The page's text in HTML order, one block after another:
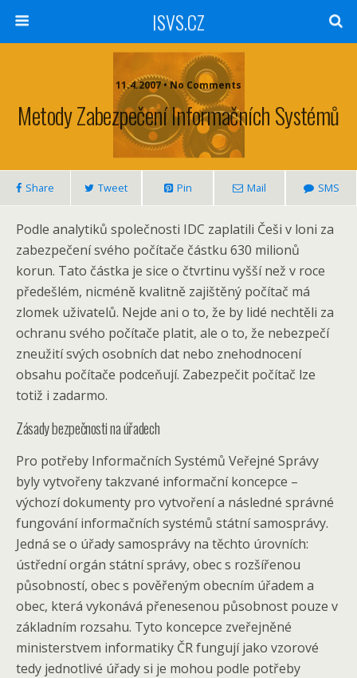
ISVS.CZ
11.4.2007 • No Comments
Metody Zabezpečení Informačních Systémů
Share Tweet Pin Mail SMS
Podle analytiků společnosti IDC zaplatili Češi v loni za
zabezpečení svého počítače částku 630 milionů
korun. Tato částka je sice o čtvrtinu vyšší než v roce
předešlém, nicméně kvalitně zajištěný počítač má
zlomek uživatelů. Nejde ani o to, že by lidé nechtěli za
ochranu svého počítače platit, ale o to, že nebezpečí
zneužití svých osobních dat nebo znehodnocení
obsahu počítače podceňují. Zabezpečit počítač lze
totiž i zadarmo.
Zásady bezpečnosti na úřadech
Pro potřeby Informačních Systémů Veřejné Správy
byly vytvořeny takzvané informační koncepce –
výchozí dokumenty pro vytvoření a následné správné
fungování informačních systémů státní samosprávy.
Jedná se o úřady samosprávy na těchto úrovních:
ústřední orgán státní správy, obec s rozšířenou
působností, obec s pověřeným obecním úřadem a
obec, která vykonává přenesenou působnost pouze v
základním rozsahu. Tyto koncepce zveřejněné
ministerstvem informatiky ČR fungují jako vzorové
tedy jednotlivé úřady si je mohou podle potřeby